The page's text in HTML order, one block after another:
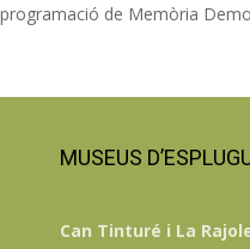
programació de Memòria
MUSEUS
Can Tinturé i La